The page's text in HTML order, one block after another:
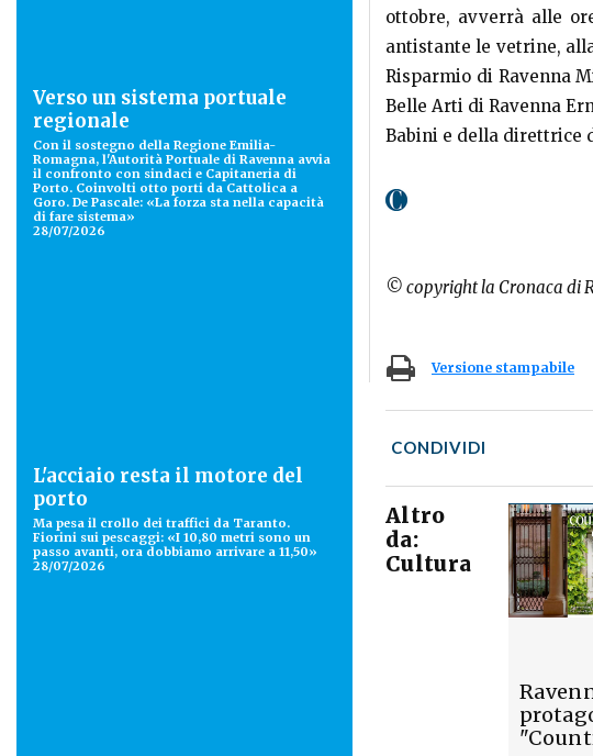
Verso un sistema portuale
regionale
Con il sostegno della Regione Emilia-
Romagna, l'Autorità Portuale di Ravenna avvia
il confronto con sindaci e Capitaneria di
Porto. Coinvolti otto porti da Cattolica a
Goro. De Pascale: «La forza sta nella capacità
di fare sistema»
28/07/2026
L'acciaio resta il motore del
porto
Ma pesa il crollo dei traffici da Taranto.
Fiorini sui pescaggi: «I 10,80 metri sono un
passo avanti, ora dobbiamo arrivare a 11,50»
28/07/2026
ottobre, avverrà alle
antistante le vetrine,
Risparmio di Ravenna
Belle Arti di Ravenna
Babini e della direttrice
© copyright la Cronaca di
Versione stampabile
CONDIVIDI
Altro
da:
Cultura